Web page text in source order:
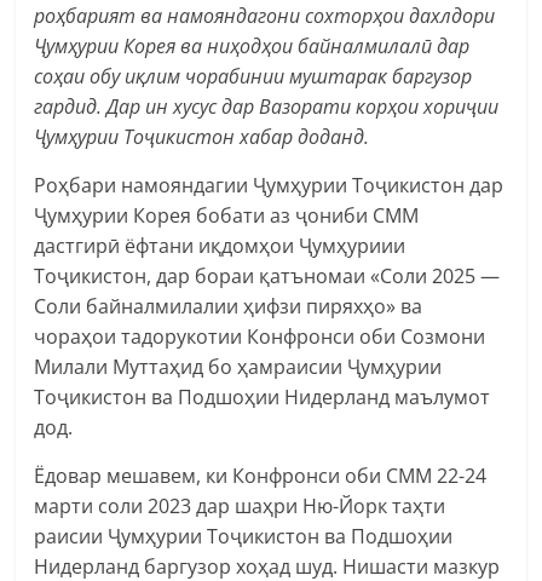
роҳбарият ва намояндагони сохторҳои дахлдори
Ҷумҳурии Корея ва ниҳодҳои байналмилалӣ дар
соҳаи обу иқлим чорабинии муштарак баргузор
гардид. Дар ин хусус дар Вазорати корҳои хориҷии
Ҷумҳурии Тоҷикистон хабар доданд.
Роҳбари намояндагии Ҷумҳурии Тоҷикистон дар
Ҷумҳурии Корея бобати аз ҷониби СММ
дастгирӣ ёфтани иқдомҳои Ҷумҳуриии
Тоҷикистон, дар бораи қатъномаи «Соли 2025 —
Соли байналмилалии ҳифзи пиряхҳо» ва
чораҳои тадорукотии Конфронси оби Созмони
Милали Муттаҳид бо ҳамраисии Ҷумҳурии
Тоҷикистон ва Подшоҳии Нидерланд маълумот
дод.
Ёдовар мешавем, ки Конфронси оби СММ 22-24
марти соли 2023 дар шаҳри Ню-Йорк таҳти
раисии Ҷумҳурии Тоҷикистон ва Подшоҳии
Нидерланд баргузор хоҳад шуд. Нишасти мазкур